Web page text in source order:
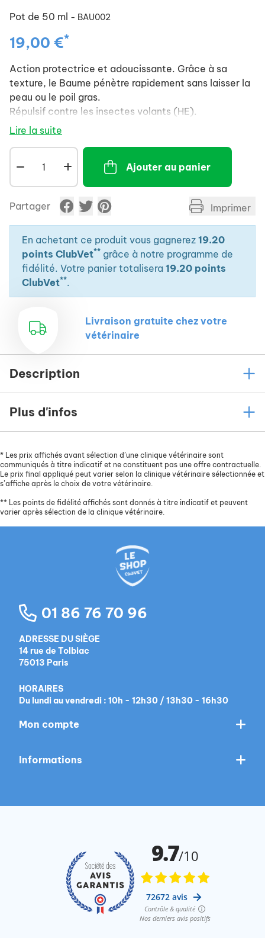
Pot de 50 ml - BAU002
19,00 €*
Action protectrice et adoucissante. Grâce à sa
texture, le Baume pénètre rapidement sans laisser la
peau ou le poil gras.
Répulsif contre les insectes volants (HE).
Coupures/crevasses des coussinets,
Lésions des espaces interdigitaux,
Piqures,
Manque d'hydratation ou sensibilité des
coussinets, cales de coudes,
Coupures.
Sport canin :indispensable pour soigner les
irritations des coussinets dues à la neige, au sel,
goudron ou sols durs.
lèvres, au garrot, frottements à cause de la selle, du
filet, des protections. Sécheresse des naseaux.
Lire la suite
Ajouter au panier
Partager Imprimer
En achetant ce produit vous gagnerez 19.20
points ClubVet** grâce à notre programme de
fidélité. Votre panier totalisera 19.20 points
ClubVet**.
Livraison gratuite chez votre
vétérinaire
Description
Plus d'infos
* Les prix affichés avant sélection d’une clinique vétérinaire sont
communiqués à titre indicatif et ne constituent pas une offre contractuelle.
Le prix final appliqué peut varier selon la clinique vétérinaire sélectionnée et
s’affiche après le choix de votre vétérinaire.
** Les points de fidélité affichés sont donnés à titre indicatif et peuvent
varier après sélection de la clinique vétérinaire.
01 86 76 70 96
ADRESSE DU SIÈGE
14 rue de Tolbiac
75013 Paris
HORAIRES
Du lundi au vendredi : 10h - 12h30 / 13h30 - 16h30
Mon compte
Informations